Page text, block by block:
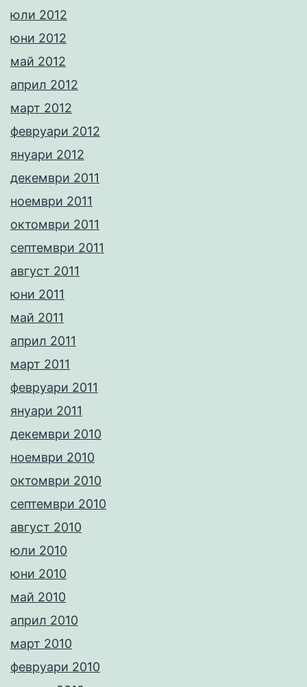
юли 2012
юни 2012
май 2012
април 2012
март 2012
февруари 2012
януари 2012
декември 2011
ноември 2011
октомври 2011
септември 2011
август 2011
юни 2011
май 2011
април 2011
март 2011
февруари 2011
януари 2011
декември 2010
ноември 2010
октомври 2010
септември 2010
август 2010
юли 2010
юни 2010
май 2010
април 2010
март 2010
февруари 2010